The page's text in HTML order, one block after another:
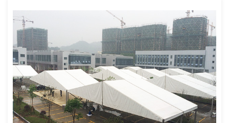
distribución del espacio y adoptó un diseño
modular para dividirlo y diferenciar las marcas,
de modo que cada expositor pudiera encontrar
fácilmente lo que necesitaba. Además, cada
marca pudo aprovechar el espacio para la
distribución interna y mostrar sus características
distintivas. La carpa cuenta con un amplio
espacio interior con capacidad para cientos de
personas.